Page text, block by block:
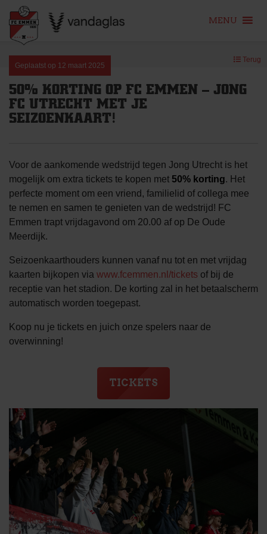
content
MENU
Geplaatst op 12 maart 2025
Terug
50% KORTING OP FC EMMEN – JONG
FC UTRECHT MET JE
SEIZOENKAART!
Voor de aankomende wedstrijd tegen Jong Utrecht is het
mogelijk om extra tickets te kopen met 50% korting. Het
perfecte moment om een vriend, familielid of collega mee
te nemen en samen te genieten van de wedstrijd! FC
Emmen trapt vrijdagavond om 20.00 af op De Oude
Meerdijk.
Seizoenkaarthouders kunnen vanaf nu tot en met vrijdag
kaarten bijkopen via www.fcemmen.nl/tickets of bij de
receptie van het stadion. De korting zal in het betaalscherm
automatisch worden toegepast.
Koop nu je tickets en juich onze spelers naar de
overwinning!
TICKETS